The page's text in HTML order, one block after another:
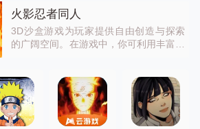
火影忍者同人
3D沙盒游戏为玩家提供自由创造与探索
的广阔空间。在游戏中，你可利用丰富的
放世界，发现隐藏资源与神秘地点。支持
多人联机，与好友合作共建或展开创意比
拼。独特的物理引擎让互动更真实，如物
体的碰撞、破坏等。在这里，发挥无限创